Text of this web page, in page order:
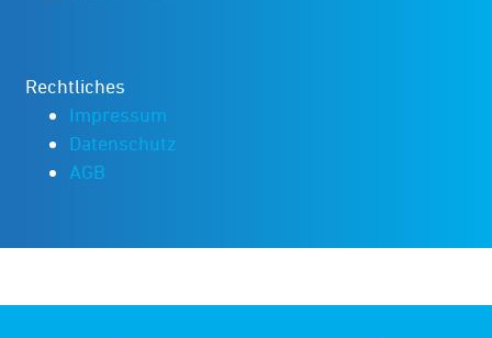
Rechtliches
Impressum
Datenschutz
AGB